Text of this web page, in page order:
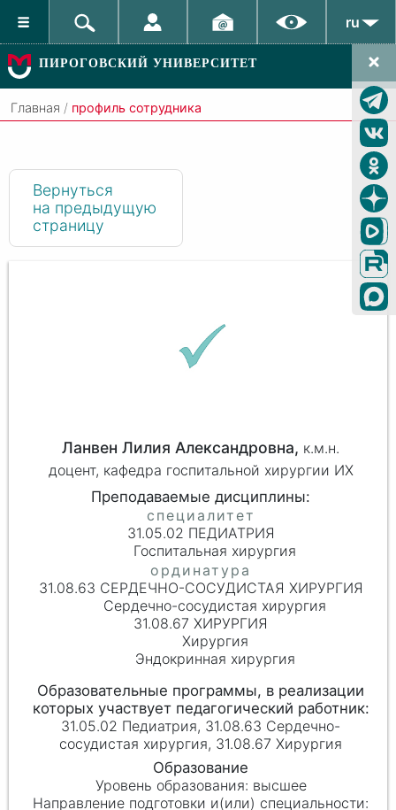
ru
ПИРОГОВСКИЙ УНИВЕРСИТЕТ
Главная / профиль сотрудника
Вернуться
на предыдущую
страницу
Ланвен Лилия Александровна, к.м.н.
доцент, кафедра госпитальной хирургии ИХ
31.05.02 ПЕДИАТРИЯ
Госпитальная хирургия
31.08.63 СЕРДЕЧНО-СОСУДИСТАЯ ХИРУРГИЯ
Сердечно-сосудистая хирургия
31.08.67 ХИРУРГИЯ
Хирургия
Эндокринная хирургия
31.05.02 Педиатрия, 31.08.63 Сердечно-
сосудистая хирургия, 31.08.67 Хирургия
высшее